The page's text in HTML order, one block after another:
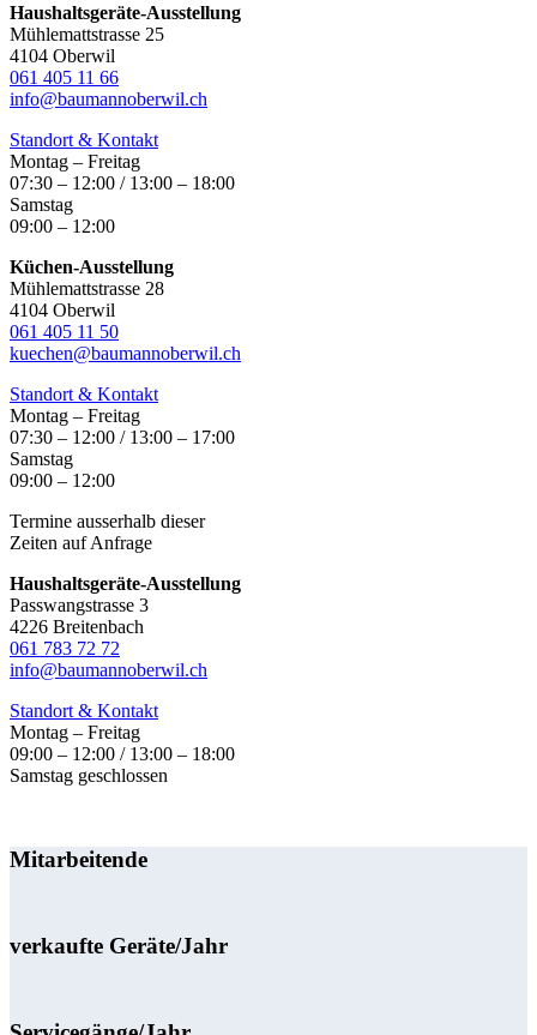
Haushaltsgeräte-Ausstellung
Mühlemattstrasse 25
4104 Oberwil
061 405 11 66
info@baumannoberwil.ch
Standort & Kontakt
Montag – Freitag
07:30 – 12:00 / 13:00 – 18:00
Samstag
09:00 – 12:00
Küchen-Ausstellung
Mühlemattstrasse 28
4104 Oberwil
061 405 11 50
kuechen@baumannoberwil.ch
Standort & Kontakt
Montag – Freitag
07:30 – 12:00 / 13:00 – 17:00
Samstag
09:00 – 12:00
Termine ausserhalb dieser
Zeiten auf Anfrage
Haushaltsgeräte-Ausstellung
Passwangstrasse 3
4226 Breitenbach
061 783 72 72
info@baumannoberwil.ch
Standort & Kontakt
Montag – Freitag
09:00 – 12:00 / 13:00 – 18:00
Samstag geschlossen
Mitarbeitende
verkaufte Geräte/Jahr